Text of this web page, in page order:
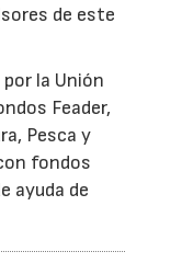
de este
la Unión
Feader,
Pesca y
fondos
ayuda de